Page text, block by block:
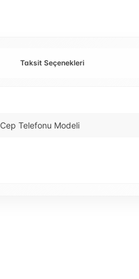
Taksit Seçenekleri
Cep Telefonu Modeli